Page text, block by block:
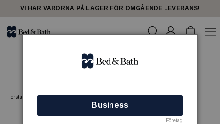
share23VI HAR VARORNA PÅ LAGER FÖR OMGÅENDE LEVERANS!
Damana
Förstasidan Damana
Det finns inga produkter att visa i denna kategori.
Business
Företag